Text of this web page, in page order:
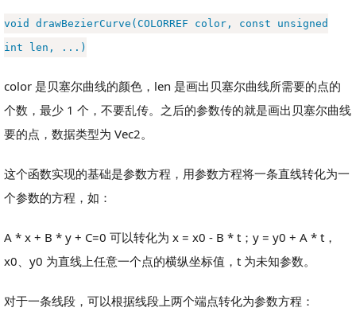
void drawBezierCurve(COLORREF color, const unsigned
int len, ...)
color 是贝塞尔曲线的颜色，len 是画出贝塞尔曲线所需要的点的
个数，最少 1 个，不要乱传。之后的参数传的就是画出贝塞尔曲线
要的点，数据类型为 Vec2。
这个函数实现的基础是参数方程，用参数方程将一条直线转化为一
个参数的方程，如：
A * x + B * y + C=0 可以转化为 x = x0 - B * t；y = y0 + A * t，
x0、y0 为直线上任意一个点的横纵坐标值，t 为未知参数。
对于一条线段，可以根据线段上两个端点转化为参数方程：